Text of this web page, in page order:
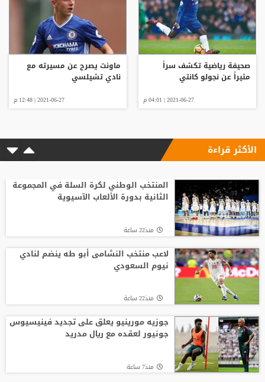
صحيفة رياضية تكشف سراً
مثيراً عن نجولو كانتي
2021-06-27 | 04:01 م
ماونت يصرح عن مسيرته مع
نادي تشيلسي
2021-06-27 | 12:48 م
الأكثر قراءة
المنتخب الوطني لكرة السلة في المجموعة
الثانية بدورة الألعاب الآسيوية
منذ22 ساعة
لاعب منتخب النشامى أبو طه ينضم لنادي
نيوم السعودي
منذ22 ساعة
جوزيه مورينيو يعلق على تجديد فينيسيوس
جونيور لعقده مع ريال مدريد
منذ7 ساعة